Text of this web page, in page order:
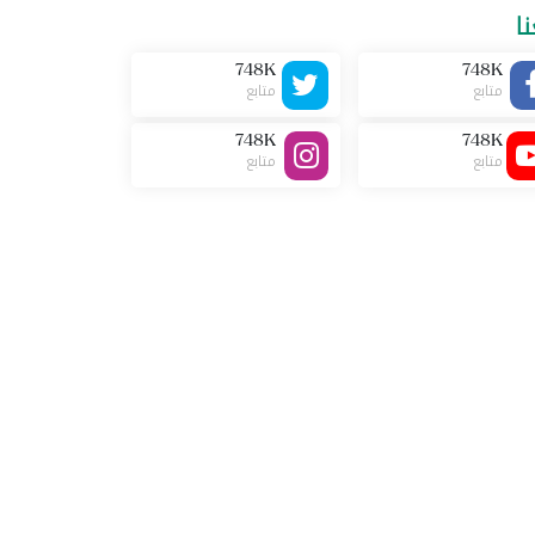
748K
متابع
748K
متابع
748K
متابع
748K
متابع